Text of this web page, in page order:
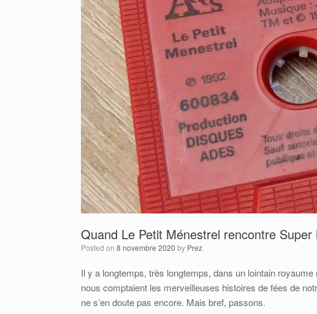
Quand Le Petit Ménestrel rencontre Super
Posted on 8 novembre 2020 by Prez
Il y a longtemps, très longtemps, dans un lointain
nous comptaient les merveilleuses histoires de fées de
ne s’en doute pas encore. Mais bref, passons.